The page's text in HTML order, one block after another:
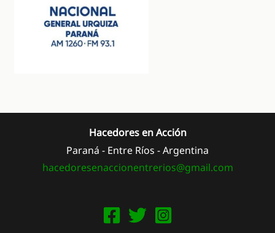
Hacedores en Acción
Paraná - Entre Ríos - Argentina
hacedoresenaccionentrerios@gmail.com